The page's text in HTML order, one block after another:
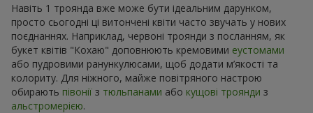
Навіть 1 троянда вже може бути ідеальним дарунком,
просто сьогодні ці витончені квіти часто звучать у нових
поєднаннях. Наприклад, червоні троянди з посланням, як
букет квітів "Кохаю" доповнюють кремовими еустомами
або пудровими ранункулюсами, щоб додати м’якості та
колориту. Для ніжного, майже повітряного настрою
обирають півонії з тюльпанами або кущові троянди з
альстромерією.